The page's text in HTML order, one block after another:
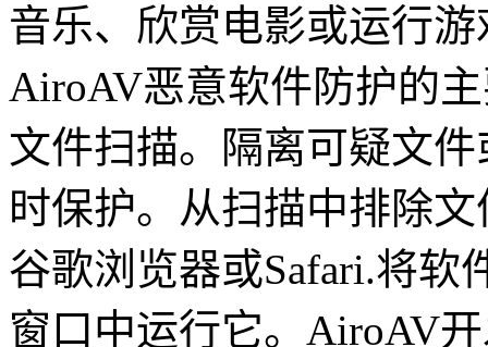
音乐、欣赏电影或运行
AiroAV恶意软件防护的
文件扫描。隔离可疑文
时保护。从扫描中排除
谷歌浏览器或Safari.将软
窗口中运行它。AiroAV